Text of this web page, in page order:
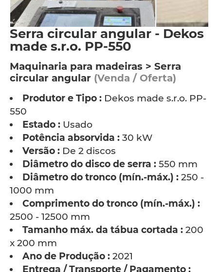
Serra circular angular - Dekos
made s.r.o. PP-550
Maquinaria para madeiras > Serra
circular angular (Venda / Oferta)
Produtor e Tipo : Dekos made s.r.o. PP-
550
Estado : Usado
Potência absorvida : 30 kW
Versão : De 2 discos
Diâmetro do disco de serra : 550 mm
Diâmetro do tronco (mín.-máx.) : 250 -
1000 mm
Comprimento do tronco (mín.-máx.) :
2500 - 12500 mm
Tamanho máx. da tábua cortada : 200
x 200 mm
Ano de Produção : 2021
Entrega / Transporte / Pagamento :